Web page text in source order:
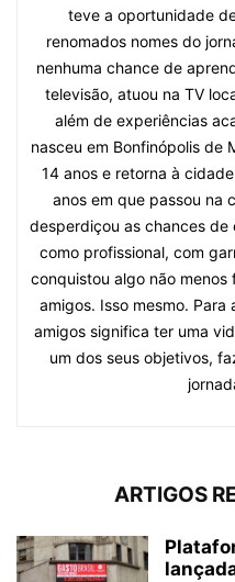
teve a oportunidade
renomados nomes do
nenhuma chance de
televisão, atuou na TV
além de experiências
nasceu em Bonfinópolis de
14 anos e retorna à
anos em que passou na
desperdiçou as chances de
como profissional, com
conquistou algo não menos
amigos. Isso mesmo.
amigos significa ter uma
um dos seus objetivos,
ARTIGOS